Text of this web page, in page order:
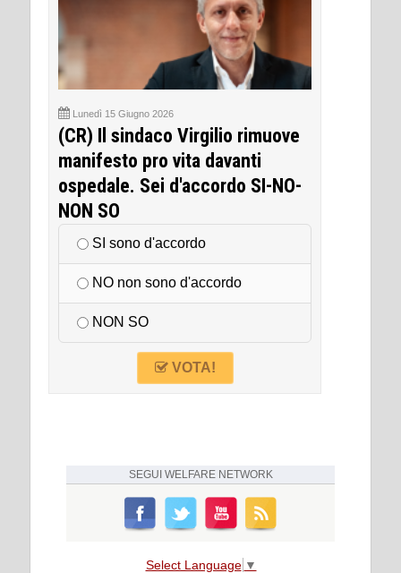
Lunedì 15 Giugno 2026
(CR) Il sindaco Virgilio rimuove
manifesto pro vita davanti
ospedale. Sei d'accordo SI-NO-
NON SO
SI sono d'accordo
NO non sono d'accordo
NON SO
VOTA!
SEGUI WELFARE NETWORK
Select Language ▼